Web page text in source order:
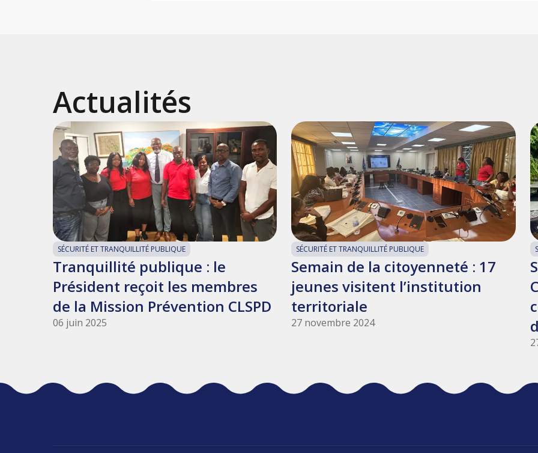
Actualités
SÉCURITÉ ET TRANQUILLITÉ PUBLIQUE
Tranquillité publique : le
Président reçoit les membres
de la Mission Prévention CLSPD
06 juin 2025
SÉCURITÉ ET TRANQUILLITÉ PUBLIQUE
Semain de la citoyenneté : 17
jeunes visitent l’institution
territoriale
27 novembre 2024